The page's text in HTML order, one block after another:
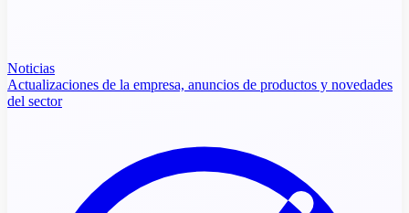
Noticias
Actualizaciones de la empresa, anuncios de productos y novedades
del sector